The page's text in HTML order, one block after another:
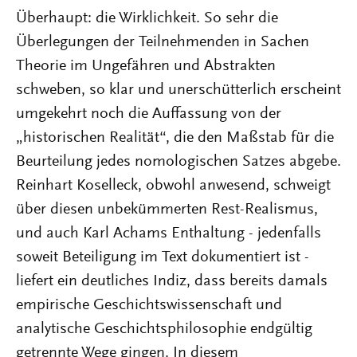
Überhaupt: die Wirklichkeit. So sehr die
Überlegungen der Teilnehmenden in Sachen
Theorie im Ungefähren und Abstrakten
schweben, so klar und unerschütterlich erscheint
umgekehrt noch die Auffassung von der
„historischen Realität“, die den Maßstab für die
Beurteilung jedes nomologischen Satzes abgebe.
Reinhart Koselleck, obwohl anwesend, schweigt
über diesen unbekümmerten Rest-Realismus,
und auch Karl Achams Enthaltung - jedenfalls
soweit Beteiligung im Text dokumentiert ist -
liefert ein deutliches Indiz, dass bereits damals
empirische Geschichtswissenschaft und
analytische Geschichtsphilosophie endgültig
getrennte Wege gingen. In diesem